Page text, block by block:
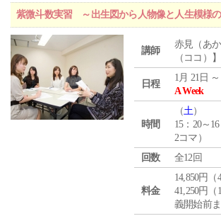
紫微斗数実習 ～出生図から人物像と人生模様
講師
赤見（あ
（ココ）】
日程
1月 21日
A Week
時間
（土）
15：20～
2コマ）
回数
全12回
料金
14,850円
41,250円
義開始前ま